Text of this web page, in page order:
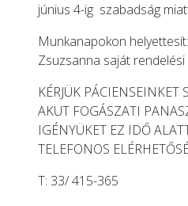
június 4-ig szabadság
Munkanapokon
Zsuzsanna saját rendelési
KÉRJÜK PÁCIENSEINKET
AKUT FOGÁSZATI
IGÉNYÜKET EZ IDŐ
TELEFONOS
T: 33/ 415-365